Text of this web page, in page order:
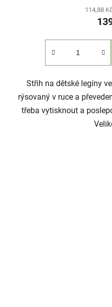
114,88
Střih na dětské legíny
rýsovaný v ruce a
třeba vytisknout a